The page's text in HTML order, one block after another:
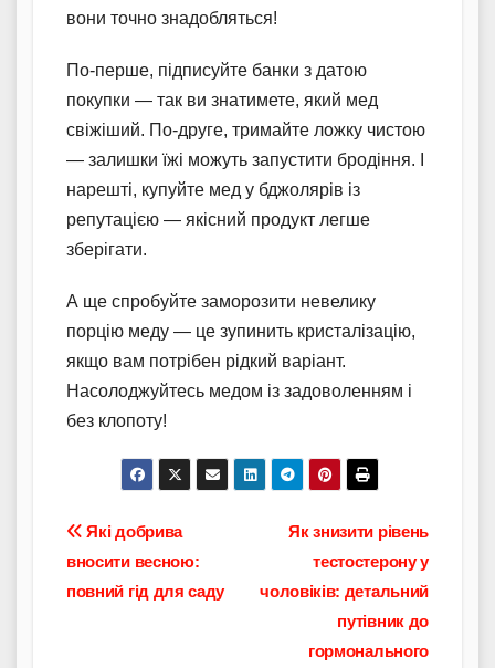
вони точно знадобляться!
По-перше, підписуйте банки з датою
покупки — так ви знатимете, який мед
свіжіший. По-друге, тримайте ложку чистою
— залишки їжі можуть запустити бродіння. І
нарешті, купуйте мед у бджолярів із
репутацією — якісний продукт легше
зберігати.
А ще спробуйте заморозити невелику
порцію меду — це зупинить кристалізацію,
якщо вам потрібен рідкий варіант.
Насолоджуйтесь медом із задоволенням і
без клопоту!
Навігація
записів
Як знизити рівень
тестостерону у
чоловіків: детальний
путівник до
гормонального
Які добрива
вносити весною:
повний гід для саду